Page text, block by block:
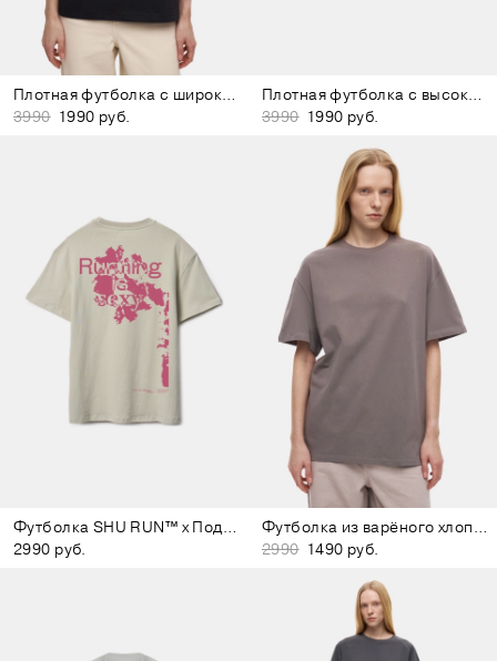
Плотная футболка с широким воротом чёрная
3990 1990 руб.
Плотная футболка с высоким воротом белая
3990 1990 руб.
Футболка SHU RUN™ x Подписные издания светло-зелёная
2990 руб.
Футболка из варёного хлопка тёмно-серая
2990 1490 руб.